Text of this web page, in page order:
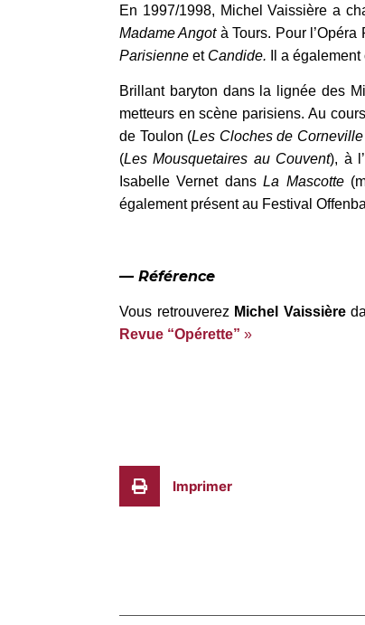
En 1997/1998, Michel Vaissière a
Madame Angotà Tours. Pour
Parisienne et Candide. Il a également
Brillant baryton dans la lignée des
metteurs en scène parisiens. Au
de Toulon (Les Cloches de Corneville
(Les Mousquetaires au Couvent), à
Isabelle Vernet dansLa Mascotte
également présent au Festival
— Référence
Vous retrouverez Michel Vaissière
Revue “Opérette” »
Imprimer